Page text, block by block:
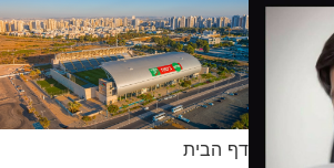
דף הבית